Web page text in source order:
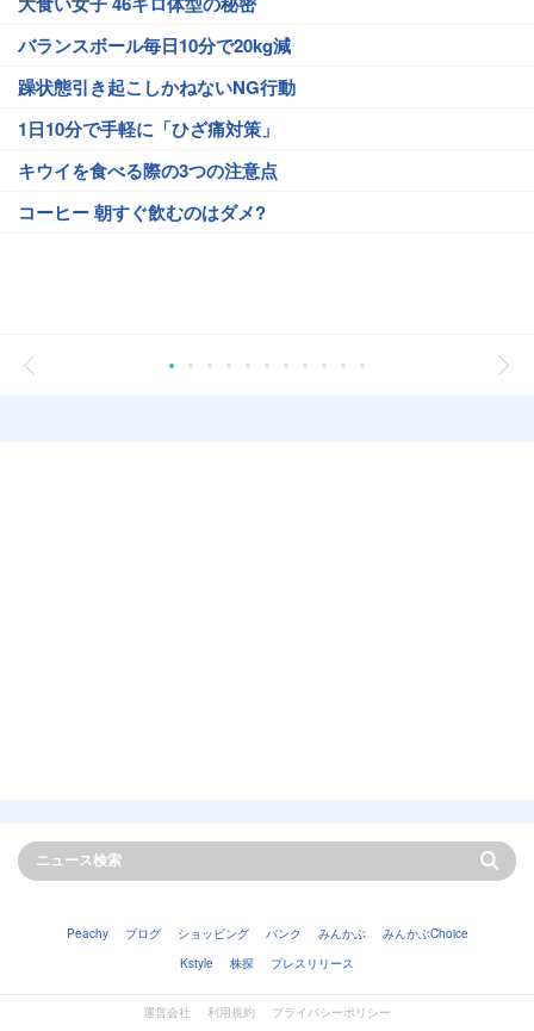
バランスボール毎日10分で20kg減
躁状態引き起こしかねないNG行動
1日10分で手軽に「ひざ痛対策」
キウイを食べる際の3つの注意点
コーヒー 朝すぐ飲むのはダメ?
Peachy ブログ ショッピング バンク みんかぶ
みんかぶChoice
Kstyle
株探 プレスリリース
運営会社 利用規約 プライバシーポリシー